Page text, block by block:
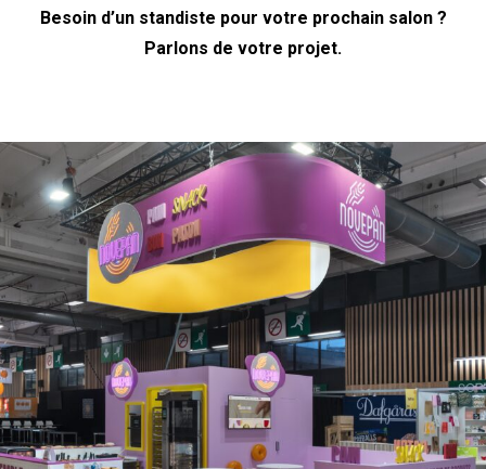
Besoin d’un standiste pour votre prochain salon ?
Parlons de votre projet.